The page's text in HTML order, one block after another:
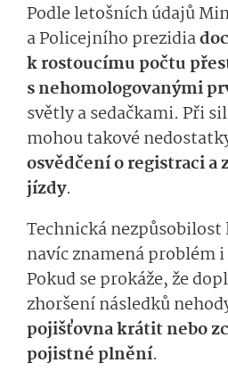
Podle letošních údajů
a Policejního prezidia
k rostoucímu počtu
s nehomologovanými
světly a sedačkami. Při
mohou takové
osvědčení o registraci a
jízdy.
Technická
navíc znamená problém
Pokud se prokáže, že
zhoršení následků
pojišťovna krátit nebo
pojistné plnění.